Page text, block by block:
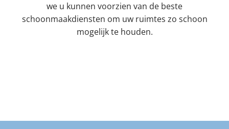
we u kunnen voorzien van de beste
schoonmaakdiensten om uw ruimtes zo schoon
mogelijk te houden.